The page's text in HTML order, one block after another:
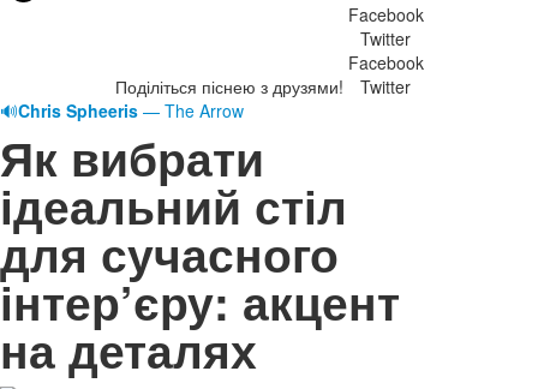
Поділіться піснею з друзями!
Facebook
Twitter
Facebook
Twitter
🔊Chris Spheeris — The Arrow
Як вибрати
ідеальний стіл
для сучасного
інтер’єру: акцент
на деталях